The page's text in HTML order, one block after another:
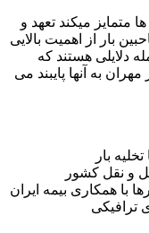
متمایز میکند تعهد و
بار از اهمیت بالایی
دلایلی هستند که
به آنها پایبند می
بار
و نقل کشور
با همکاری بیمه ایران
ترافیکی